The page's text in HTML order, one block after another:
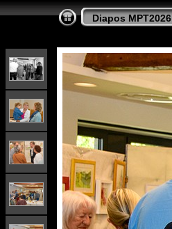
Diapos MPT2026